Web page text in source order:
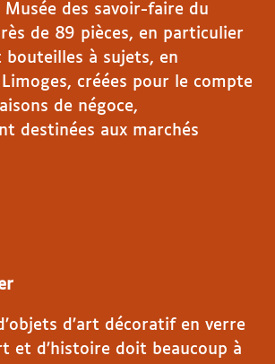
des savoir-faire du
de 89 pièces, en particulier
bouteilles à sujets, en
créées pour le compte
de négoce,
destinées aux marchés
d’art décoratif en verre
et d’histoire doit beaucoup à